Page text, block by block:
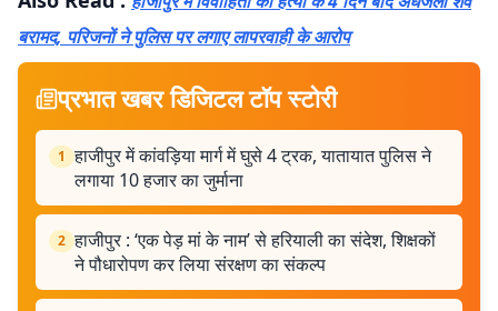
बरामद, परिजनों ने पुलिस पर लगाए लापरवाही के आरोप
प्रभात खबर डिजिटल टॉप स्टोरी
1 हाजीपुर में कांवड़िया मार्ग में घुसे 4 ट्रक, यातायात पुलिस ने
लगाया 10 हजार का जुर्माना
2 हाजीपुर : ‘एक पेड़ मां के नाम’ से हरियाली का संदेश, शिक्षकों
ने पौधारोपण कर लिया संरक्षण का संकल्प